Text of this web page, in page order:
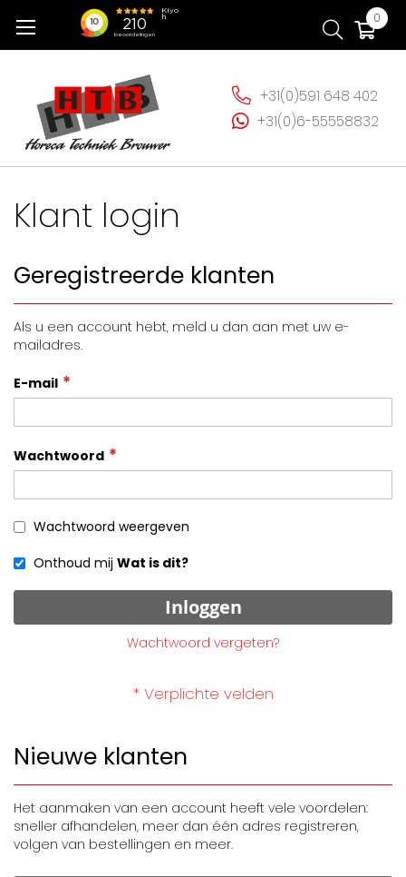
naar
0
+31(0)591 648 402
+31(0)6-55558832
Klant login
Geregistreerde klanten
Als u een account hebt, meld u dan aan met uw e-
mailadres.
E-mail
Wachtwoord
Wachtwoord weergeven
Onthoud mij Wat is dit?
Inloggen
Wachtwoord vergeten?
Nieuwe klanten
Het aanmaken van een account heeft vele voordelen:
sneller afhandelen, meer dan één adres registreren,
volgen van bestellingen en meer.